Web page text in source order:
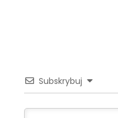
Subskrybuj